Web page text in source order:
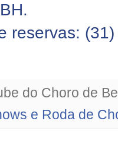
reservas:
do Choro de
e Roda de